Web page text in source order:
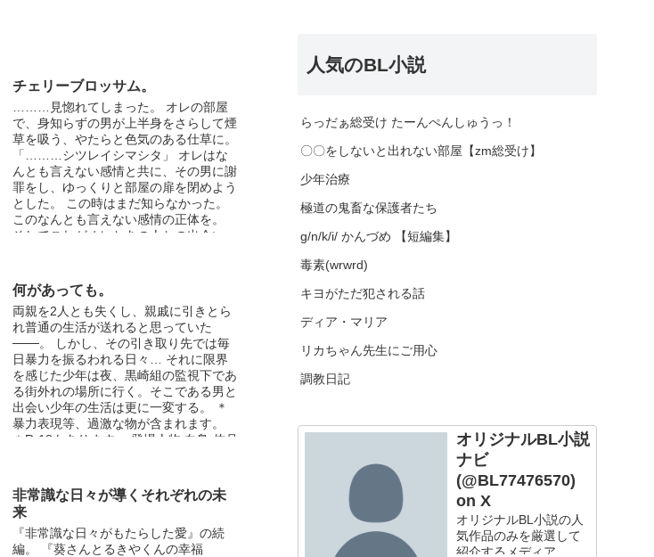
チェリーブロッサム。
………見惚れてしまった。 オレの部屋
で、身知らずの男が上半身をさらして煙
草を吸う、やたらと色気のある仕草に。
「………シツレイシマシタ」 オレはな
んとも言えない感情と共に、その男に謝
罪をし、ゆっくりと部屋の扉を閉めよう
とした。 この時はまだ知らなかった。
このなんとも言えない感情の正体を。
そしてこれがオレとあの人との出会い。
す。 話の途中で視点が変わる事があり
ますので、その時は目次に（◯◯side）
と表現させていただきます。 R18要素を
含む作品となりますので、ご了承くださ
い。R18の表現がある場合は目次にR18
をつけます。 作品中に未成年の喫煙、
飲酒の表現があります。 この作品は全
てフィクションですので、ご理解よろし
くお願いします☆ 初めてのBL小説作品
ですので、誤字脱字や読みにくい事が多
*:.｡..｡.:*･'(*ﾟ▽ﾟ*)'･*:.｡. .｡.:*･゜ﾟ･* とって
も素敵なイラストを本当にありがとうご
ざいますm(_ _)m
何があっても。
両親を2人とも失くし、親戚に引きとら
れ普通の生活が送れると思っていた
───。 しかし、その引き取り先では毎
日暴力を振るわれる日々… それに限界
を感じた少年は夜、黒崎組の監視下であ
る街外れの場所に行く。そこである男と
出会い少年の生活は更に一変する。 ＊
暴力表現等、過激な物が含まれます。
＊R-18もあります。 登場人物 白鳥 佑月
黒崎組：若頭 桜庭 京 (ｻｸﾗﾊﾞｷｮｳ） 26
歳/？㎝/？㎏ 黒崎組：第１補佐（執行
部） 九条 誠（ｸｼﾞｮｳ ﾏｺﾄ） 25歳/？㎝/？
㎏ 黒崎組：第２補佐（執行部） 荒井 凪
（ｱﾗｲ ﾅｷﾞ） 22歳/？㎝/？㎏ 黒崎組：執
非常識な日々が導くそれぞれの未
来
『非常識な日々がもたらした愛』の続
編。 『葵さんとるきやくんの幸福
人気のBL小説
らっだぁ総受け たーんぺんしゅうっ！
〇〇をしないと出れない部屋【zm総受け】
少年治療
極道の鬼畜な保護者たち
g/n/k/i/ かんづめ 【短編集】
毒素(wrwrd)
キヨがただ犯される話
ディア・マリア
リカちゃん先生にご用心
調教日記
オリジナルBL小説
ナビ
(@BL77476570)
on X
オリジナルBL小説の人
気作品のみを厳選して
紹介するメディア